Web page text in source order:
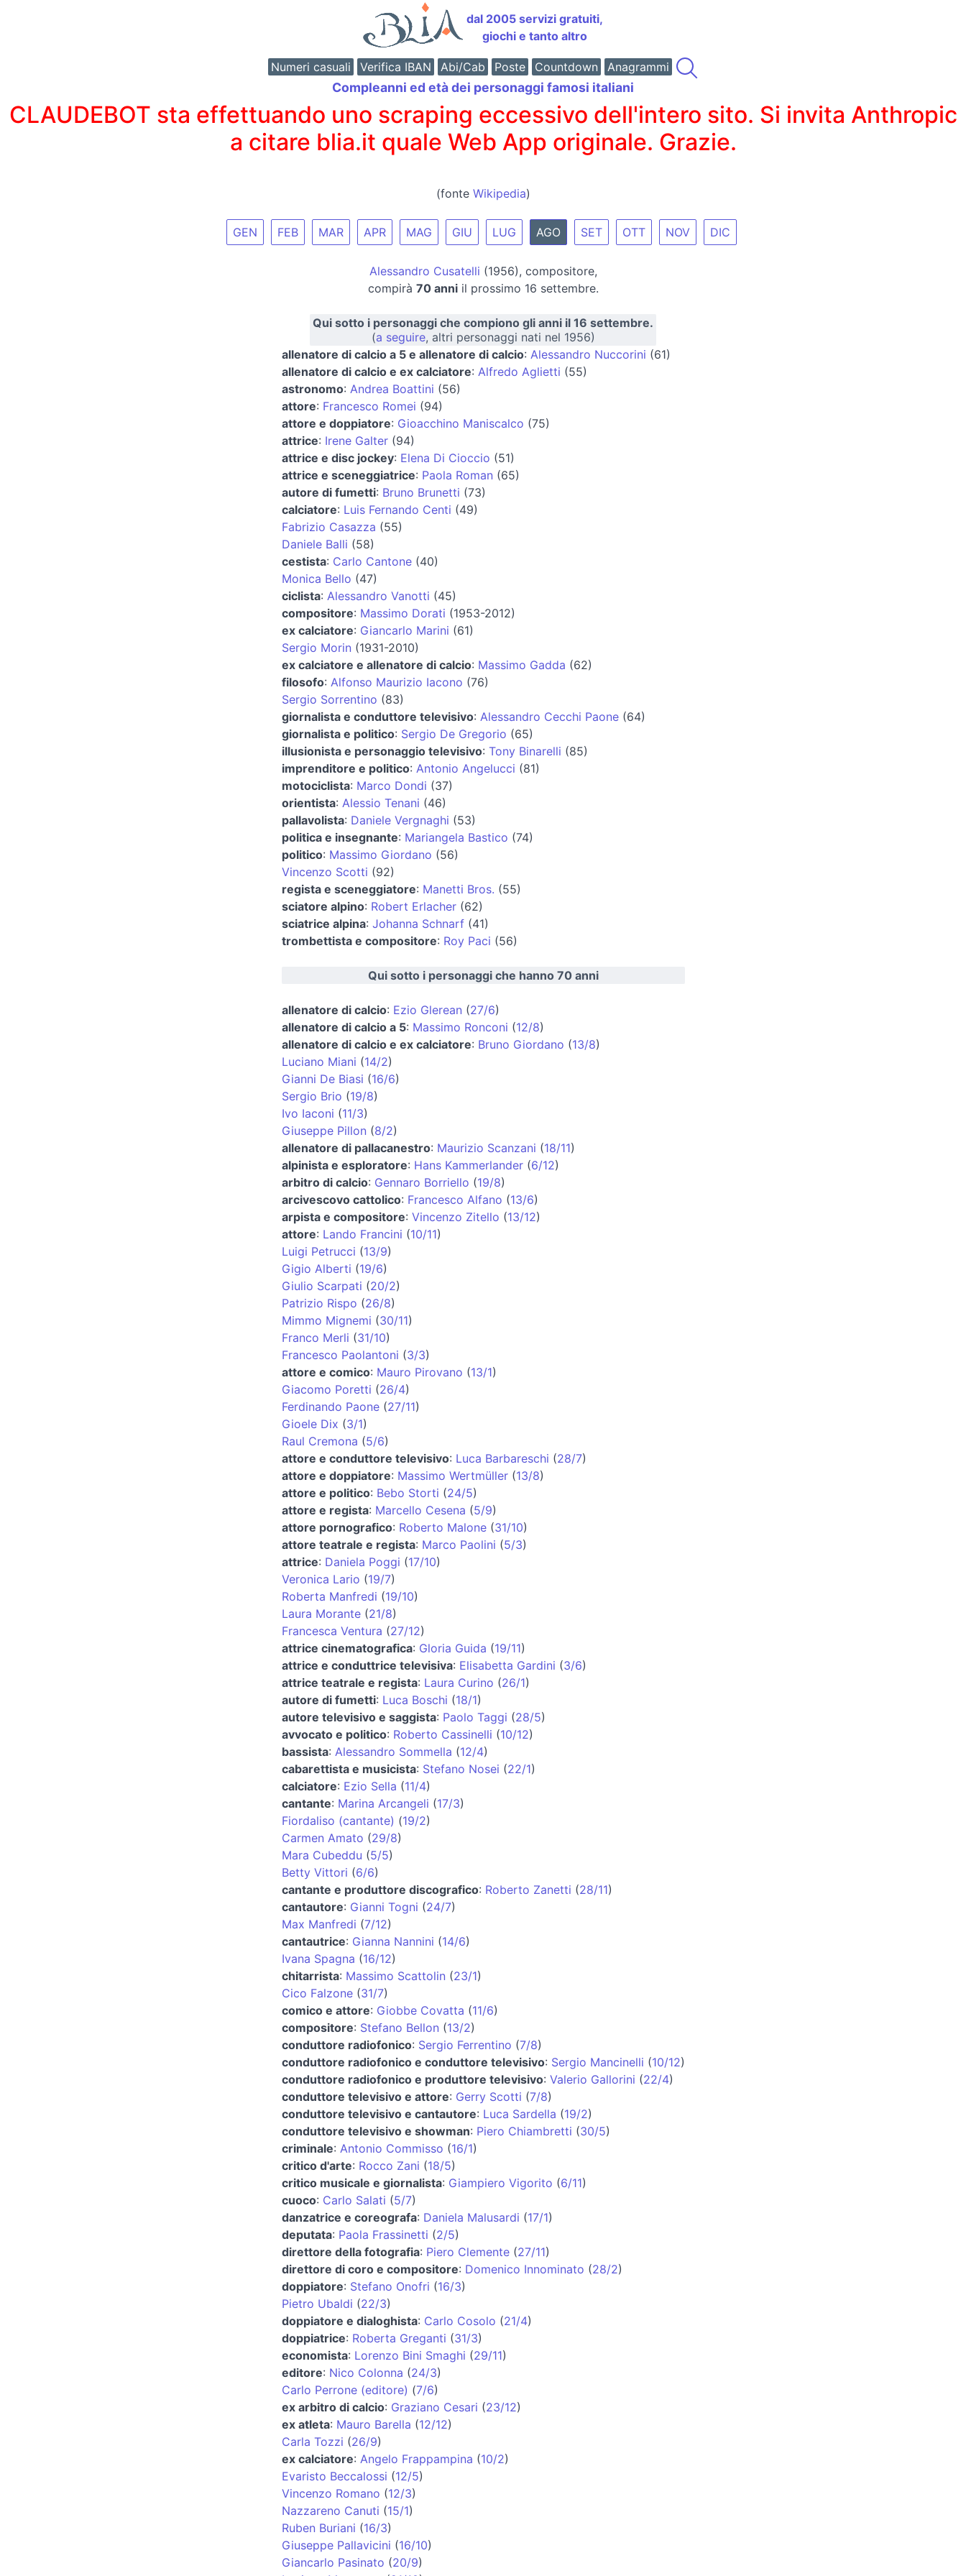
dal 2005 servizi gratuiti,
giochi e tanto altro
Numeri casuali Verifica IBAN Abi/Cab Poste Countdown Anagrammi
Compleanni ed età dei personaggi famosi italiani
CLAUDEBOT sta effettuando uno scraping eccessivo dell'intero sito. Si invita Anthropic
a citare blia.it quale Web App originale. Grazie.
(fonte Wikipedia)
GEN FEB MAR APR MAG GIU LUG AGO SET OTT NOV DIC
Alessandro Cusatelli (1956), compositore,
compirà 70 anniil prossimo 16 settembre.
Qui sotto i personaggi che compiono gli anni il 16 settembre.
(a seguire, altri personaggi nati nel 1956)
allenatore di calcio a 5 e allenatore di calcio: Alessandro Nuccorini (61)
allenatore di calcio e ex calciatore: Alfredo Aglietti (55)
astronomo: Andrea Boattini (56)
attore: Francesco Romei (94)
attore e doppiatore: Gioacchino Maniscalco (75)
attrice: Irene Galter(94)
attrice e disc jockey: Elena Di Cioccio (51)
attrice e sceneggiatrice: Paola Roman (65)
autore di fumetti: Bruno Brunetti (73)
calciatore: Luis Fernando Centi (49)
Fabrizio Casazza (55)
Daniele Balli (58)
cestista: Carlo Cantone(40)
Monica Bello (47)
ciclista: Alessandro Vanotti (45)
compositore: Massimo Dorati (1953-2012)
ex calciatore: Giancarlo Marini (61)
Sergio Morin (1931-2010)
ex calciatore e allenatore di calcio: Massimo Gadda (62)
filosofo: Alfonso Maurizio Iacono (76)
Sergio Sorrentino (83)
giornalista e conduttore televisivo: Alessandro Cecchi Paone(64)
giornalista e politico: Sergio De Gregorio (65)
illusionista e personaggio televisivo: Tony Binarelli (85)
imprenditore e politico: Antonio Angelucci (81)
motociclista: Marco Dondi (37)
orientista: Alessio Tenani (46)
pallavolista: Daniele Vergnaghi (53)
politica e insegnante: Mariangela Bastico (74)
politico: Massimo Giordano (56)
Vincenzo Scotti (92)
regista e sceneggiatore: Manetti Bros. (55)
sciatore alpino: Robert Erlacher(62)
sciatrice alpina: Johanna Schnarf(41)
trombettista e compositore: Roy Paci (56)
Qui sotto i personaggi che hanno 70 anni
allenatore di calcio: Ezio Glerean (27/6)
allenatore di calcio a 5: Massimo Ronconi (12/8)
allenatore di calcio e ex calciatore: Bruno Giordano (13/8)
Luciano Miani (14/2)
Gianni De Biasi (16/6)
Sergio Brio (19/8)
Ivo Iaconi (11/3)
Giuseppe Pillon (8/2)
allenatore di pallacanestro: Maurizio Scanzani (18/11)
alpinista e esploratore: Hans Kammerlander(6/12)
arbitro di calcio: Gennaro Borriello (19/8)
arcivescovo cattolico: Francesco Alfano (13/6)
arpista e compositore: Vincenzo Zitello (13/12)
attore: Lando Francini (10/11)
Luigi Petrucci (13/9)
Gigio Alberti (19/6)
Giulio Scarpati (20/2)
Patrizio Rispo (26/8)
Mimmo Mignemi (30/11)
Franco Merli (31/10)
Francesco Paolantoni (3/3)
attore e comico: Mauro Pirovano (13/1)
Giacomo Poretti (26/4)
Ferdinando Paone(27/11)
Gioele Dix (3/1)
Raul Cremona (5/6)
attore e conduttore televisivo: Luca Barbareschi (28/7)
attore e doppiatore: Massimo Wertmüller(13/8)
attore e politico: Bebo Storti (24/5)
attore e regista: Marcello Cesena (5/9)
attore pornografico: Roberto Malone(31/10)
attore teatrale e regista: Marco Paolini (5/3)
attrice: Daniela Poggi (17/10)
Veronica Lario (19/7)
Roberta Manfredi (19/10)
Laura Morante(21/8)
Francesca Ventura (27/12)
attrice cinematografica: Gloria Guida (19/11)
attrice e conduttrice televisiva: Elisabetta Gardini (3/6)
attrice teatrale e regista: Laura Curino (26/1)
autore di fumetti: Luca Boschi (18/1)
autore televisivo e saggista: Paolo Taggi (28/5)
avvocato e politico: Roberto Cassinelli (10/12)
bassista: Alessandro Sommella (12/4)
cabarettista e musicista: Stefano Nosei (22/1)
calciatore: Ezio Sella (11/4)
cantante: Marina Arcangeli (17/3)
Fiordaliso (cantante) (19/2)
Carmen Amato (29/8)
Mara Cubeddu (5/5)
Betty Vittori (6/6)
cantante e produttore discografico: Roberto Zanetti (28/11)
cantautore: Gianni Togni (24/7)
Max Manfredi (7/12)
cantautrice: Gianna Nannini (14/6)
Ivana Spagna (16/12)
chitarrista: Massimo Scattolin (23/1)
Cico Falzone(31/7)
comico e attore: Giobbe Covatta (11/6)
compositore: Stefano Bellon (13/2)
conduttore radiofonico: Sergio Ferrentino (7/8)
conduttore radiofonico e conduttore televisivo: Sergio Mancinelli (10/12)
conduttore radiofonico e produttore televisivo: Valerio Gallorini (22/4)
conduttore televisivo e attore: Gerry Scotti (7/8)
conduttore televisivo e cantautore: Luca Sardella (19/2)
conduttore televisivo e showman: Piero Chiambretti (30/5)
criminale: Antonio Commisso (16/1)
critico d'arte: Rocco Zani (18/5)
critico musicale e giornalista: Giampiero Vigorito (6/11)
cuoco: Carlo Salati (5/7)
danzatrice e coreografa: Daniela Malusardi (17/1)
deputata: Paola Frassinetti (2/5)
direttore della fotografia: Piero Clemente(27/11)
direttore di coro e compositore: Domenico Innominato (28/2)
doppiatore: Stefano Onofri (16/3)
Pietro Ubaldi (22/3)
doppiatore e dialoghista: Carlo Cosolo (21/4)
doppiatrice: Roberta Greganti (31/3)
economista: Lorenzo Bini Smaghi (29/11)
editore: Nico Colonna (24/3)
Carlo Perrone (editore) (7/6)
ex arbitro di calcio: Graziano Cesari (23/12)
ex atleta: Mauro Barella (12/12)
Carla Tozzi (26/9)
ex calciatore: Angelo Frappampina (10/2)
Evaristo Beccalossi (12/5)
Vincenzo Romano (12/3)
Nazzareno Canuti (15/1)
Ruben Buriani (16/3)
Giuseppe Pallavicini (16/10)
Giancarlo Pasinato (20/9)